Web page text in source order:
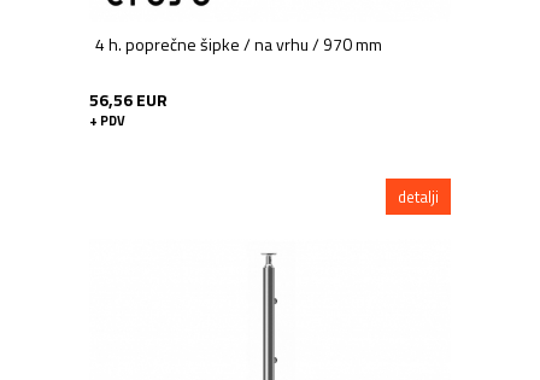
4 h. poprečne šipke / na vrhu / 970 mm
56,56 EUR
+ PDV
detalji